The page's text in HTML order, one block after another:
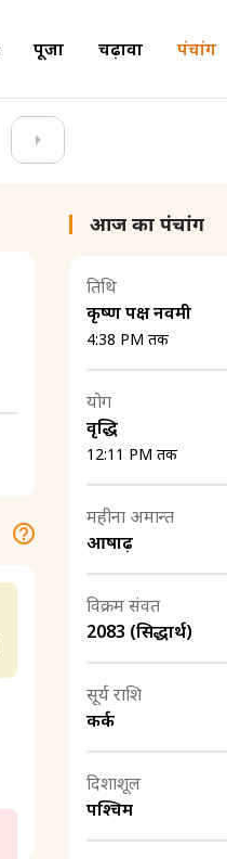
पूजा चढ़ावा पंचांग
आज का पंचांग
तिथि
कृष्ण पक्ष नवमी
4:38 PM तक
योग
वृद्धि
12:11 PM तक
महीना अमान्त
आषाढ़
विक्रम संवत
2083 (सिद्धार्थ)
सूर्य राशि
कर्क
दिशाशूल
पश्चिम